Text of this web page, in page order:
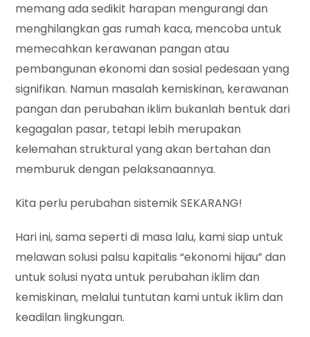
memang ada sedikit harapan mengurangi dan
menghilangkan gas rumah kaca, mencoba untuk
memecahkan kerawanan pangan atau
pembangunan ekonomi dan sosial pedesaan yang
signifikan. Namun masalah kemiskinan, kerawanan
pangan dan perubahan iklim bukanlah bentuk dari
kegagalan pasar, tetapi lebih merupakan
kelemahan struktural yang akan bertahan dan
memburuk dengan pelaksanaannya.
Kita perlu perubahan sistemik SEKARANG!
Hari ini, sama seperti di masa lalu, kami siap untuk
melawan solusi palsu kapitalis “ekonomi hijau” dan
untuk solusi nyata untuk perubahan iklim dan
kemiskinan, melalui tuntutan kami untuk iklim dan
keadilan lingkungan.